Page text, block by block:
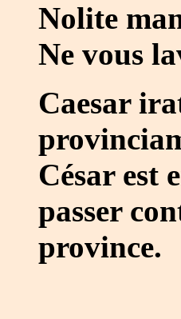
Nolite
Ne vous
Caesar
César est
passer
province.